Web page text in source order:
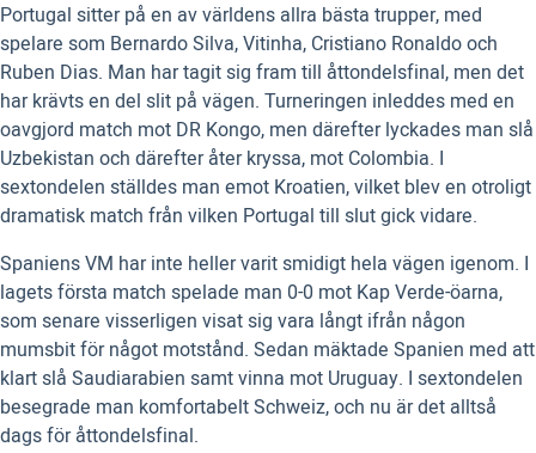
Portugal sitter på en av världens allra bästa trupper, med
spelare som Bernardo Silva, Vitinha, Cristiano Ronaldo och
Ruben Dias. Man har tagit sig fram till åttondelsfinal, men det
har krävts en del slit på vägen. Turneringen inleddes med en
oavgjord match mot DR Kongo, men därefter lyckades man slå
Uzbekistan och därefter åter kryssa, mot Colombia. I
sextondelen ställdes man emot Kroatien, vilket blev en otroligt
dramatisk match från vilken Portugal till slut gick vidare.
Spaniens VM har inte heller varit smidigt hela vägen igenom. I
lagets första match spelade man 0-0 mot Kap Verde-öarna,
som senare visserligen visat sig vara långt ifrån någon
mumsbit för något motstånd. Sedan mäktade Spanien med att
klart slå Saudiarabien samt vinna mot Uruguay. I sextondelen
besegrade man komfortabelt Schweiz, och nu är det alltså
dags för åttondelsfinal.